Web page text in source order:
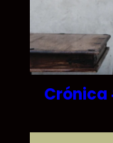
Crónica